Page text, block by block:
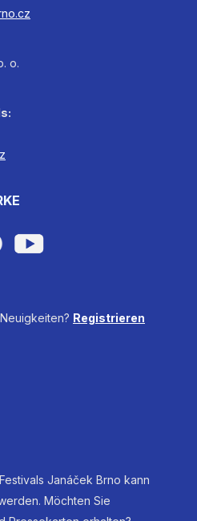
o.
Registrieren
Janáček Brno kann
Möchten Sie